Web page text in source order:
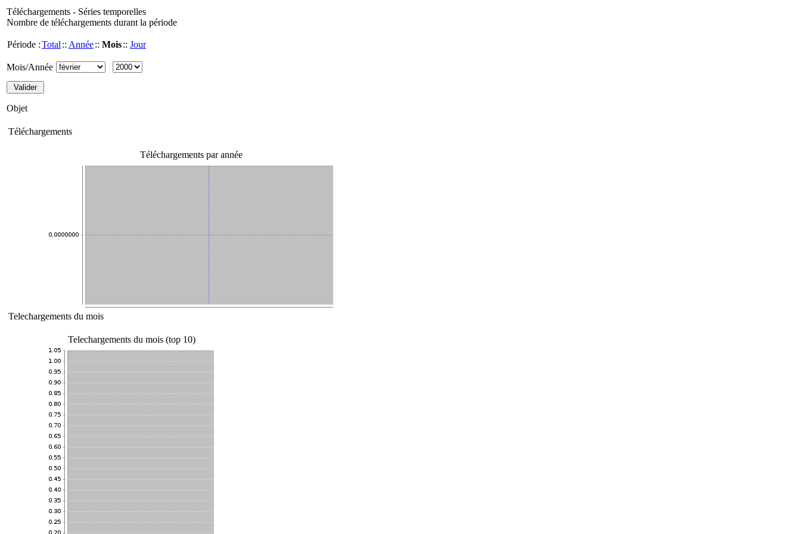
Téléchargements - Séries temporelles
Nombre de téléchargements durant la période
Période :Total :: Année:: Mois:: Jour
Mois/Année
Objet
Téléchargements
Téléchargements par année
Telechargements du mois
Telechargements du mois (top 10)